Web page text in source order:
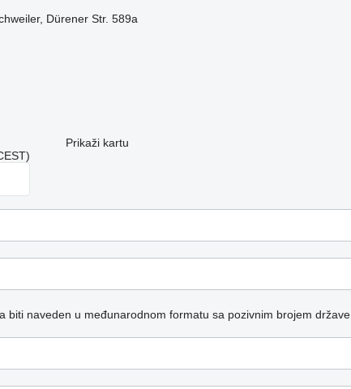
Dürener Str. 589a
Prikaži kartu
biti naveden u međunarodnom formatu sa pozivnim brojem države.